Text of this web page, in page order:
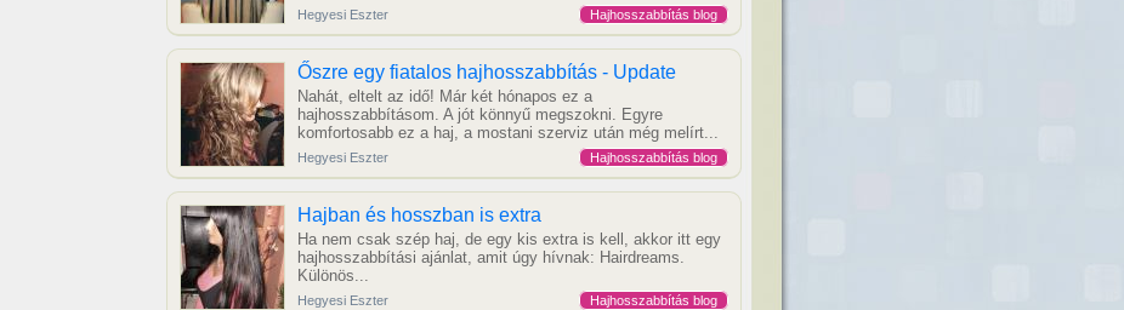
Hajhosszabbítás blog
Hegyesi Eszter
Őszre egy fiatalos hajhosszabbítás - Update
Nahát, eltelt az idő! Már két hónapos ez a
hajhosszabbításom. A jót könnyű megszokni. Egyre
komfortosabb ez a haj, a mostani szerviz után még melírt...
Hajhosszabbítás blog
Hegyesi Eszter
Hajban és hosszban is extra
Ha nem csak szép haj, de egy kis extra is kell, akkor itt egy
hajhosszabbítási ajánlat, amit úgy hívnak: Hairdreams.
Különös...
Hajhosszabbítás blog
Hegyesi Eszter